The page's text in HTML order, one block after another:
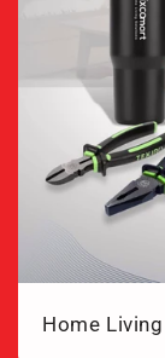
Home Living